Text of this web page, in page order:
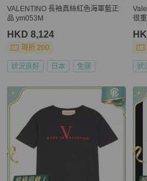
VALENTINO 長袖真絲紅色海軍藍正
品 ym053M
HKD 8,124
現折 200
狀況良好 日本 免運
很重
狀